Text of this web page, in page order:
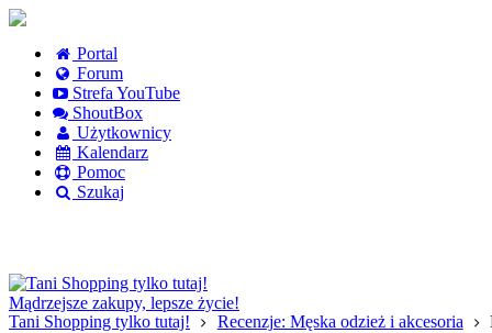
Portal
Forum
Strefa YouTube
ShoutBox
Użytkownicy
Kalendarz
Pomoc
Szukaj
Mądrzejsze zakupy, lepsze życie!
Tani Shopping tylko tutaj!
Recenzje: Męska odzież i akcesoria